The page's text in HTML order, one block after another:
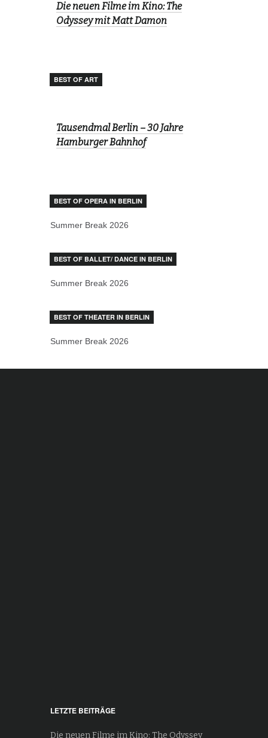
Die neuen Filme im Kino: The
Odyssey mit Matt Damon
BEST OF ART
Tausendmal Berlin – 30 Jahre
Hamburger Bahnhof
BEST OF OPERA IN BERLIN
Summer Break 2026
BEST OF BALLET/ DANCE IN BERLIN
Summer Break 2026
BEST OF THEATER IN BERLIN
Summer Break 2026
LETZTE BEITRÄGE
Die neuen Filme im Kino: The Odyssey